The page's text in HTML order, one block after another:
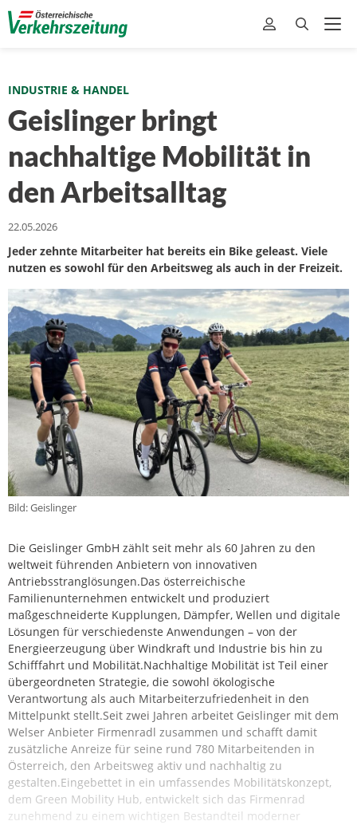
INDUSTRIE & HANDEL
Geislinger bringt
nachhaltige Mobilität in
den Arbeitsalltag
22.05.2026
Jeder zehnte Mitarbeiter hat bereits ein Bike geleast. Viele
nutzen es sowohl für den Arbeitsweg als auch in der Freizeit.
Bild: Geislinger
Die Geislinger GmbH zählt seit mehr als 60 Jahren zu den
weltweit führenden Anbietern von innovativen
Antriebsstranglösungen.Das österreichische
Familienunternehmen entwickelt und produziert
maßgeschneiderte Kupplungen, Dämpfer, Wellen und digitale
Lösungen für verschiedenste Anwendungen – von der
Energieerzeugung über Windkraft und Industrie bis hin zu
Schifffahrt und Mobilität.Nachhaltige Mobilität ist Teil einer
übergeordneten Strategie, die sowohl ökologische
Verantwortung als auch Mitarbeiterzufriedenheit in den
Mittelpunkt stellt.Seit zwei Jahren arbeitet Geislinger mit dem
Welser Anbieter Firmenradl zusammen und schafft damit
zusätzliche Anreize für seine rund 780 Mitarbeitenden in
Österreich, den Arbeitsweg aktiv und nachhaltig zu
gestalten.Eingebettet in ein umfassendes Mobilitätskonzept,
dem Green Mobility Hub, entwickelt sich das Firmenrad
zunehmend zu einem wichtigen Bestandteil moderner